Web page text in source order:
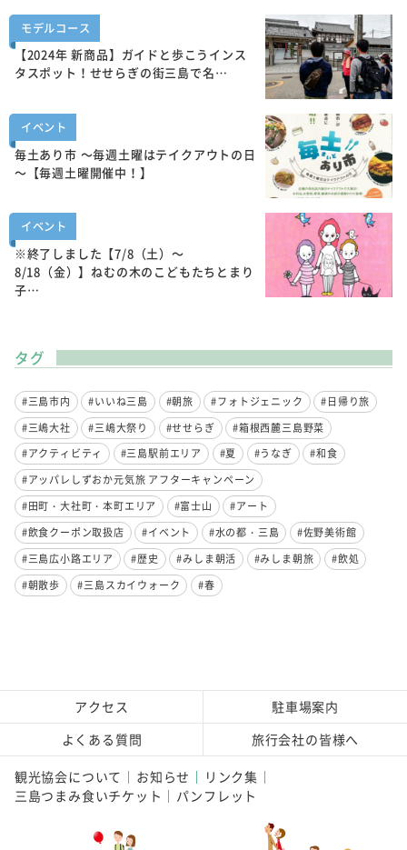
モデルコース
【2024年 新商品】ガイドと歩こうインス
タスポット！せせらぎの街三島で名…
イベント
毎土あり市 ～毎週土曜はテイクアウトの日
～【毎週土曜開催中！】
イベント
※終了しました【7/8（土）～
8/18（金）】ねむの木のこどもたちとまり
子…
タグ
#三島市内 #いいね三島 #朝旅 #フォトジェニック
#日帰り旅
#三嶋大社
#三嶋大祭り #せせらぎ
#箱根西麓三島野菜
#アクティビティ
#三島駅前エリア #夏 #うなぎ
#和食
#アッパレしずおか元気旅 アフターキャンペーン
#田町・大社町・本町エリア
#富士山
#アート
#飲食クーポン取扱店
#イベント #水の都・三島
#佐野美術館
#三島広小路エリア
#歴史 #みしま朝活 #みしま朝旅
#飲処
#朝散歩
#三島スカイウォーク #春
アクセス
駐車場案内
よくある質問
旅行会社の皆様へ
観光協会について お知らせ
リンク集
三島つまみ食いチケット
パンフレット